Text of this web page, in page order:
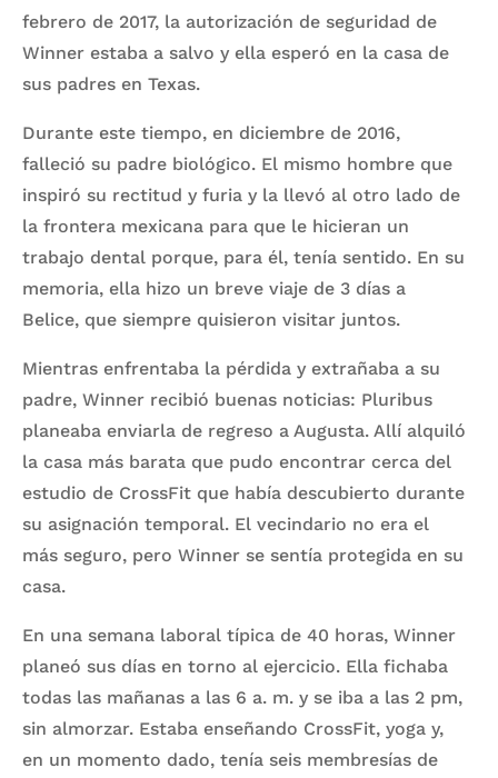
febrero de 2017, la autorización de seguridad de
Winner estaba a salvo y ella esperó en la casa de
sus padres en Texas.
Durante este tiempo, en diciembre de 2016,
falleció su padre biológico. El mismo hombre que
inspiró su rectitud y furia y la llevó al otro lado de
la frontera mexicana para que le hicieran un
trabajo dental porque, para él, tenía sentido. En su
memoria, ella hizo un breve viaje de 3 días a
Belice, que siempre quisieron visitar juntos.
Mientras enfrentaba la pérdida y extrañaba a su
padre, Winner recibió buenas noticias: Pluribus
planeaba enviarla de regreso a Augusta. Allí alquiló
la casa más barata que pudo encontrar cerca del
estudio de CrossFit que había descubierto durante
su asignación temporal. El vecindario no era el
más seguro, pero Winner se sentía protegida en su
casa.
En una semana laboral típica de 40 horas, Winner
planeó sus días en torno al ejercicio. Ella fichaba
todas las mañanas a las 6 a. m. y se iba a las 2 pm,
sin almorzar. Estaba enseñando CrossFit, yoga y,
en un momento dado, tenía seis membresías de